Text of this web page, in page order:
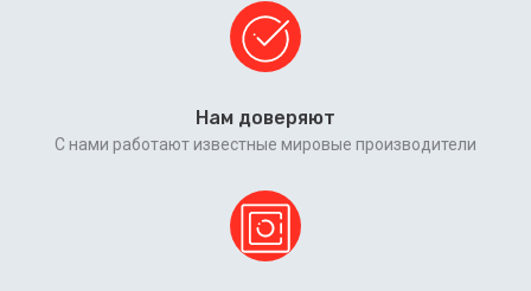
Нам доверяют
С нами работают известные мировые производители